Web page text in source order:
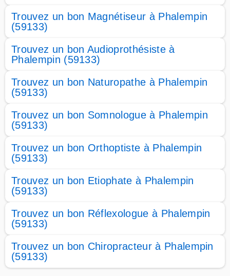
Trouvez un bon Magnétiseur à Phalempin
(59133)
Trouvez un bon Audioprothésiste à
Phalempin (59133)
Trouvez un bon Naturopathe à Phalempin
(59133)
Trouvez un bon Somnologue à Phalempin
(59133)
Trouvez un bon Orthoptiste à Phalempin
(59133)
Trouvez un bon Etiophate à Phalempin
(59133)
Trouvez un bon Réflexologue à Phalempin
(59133)
Trouvez un bon Chiropracteur à Phalempin
(59133)